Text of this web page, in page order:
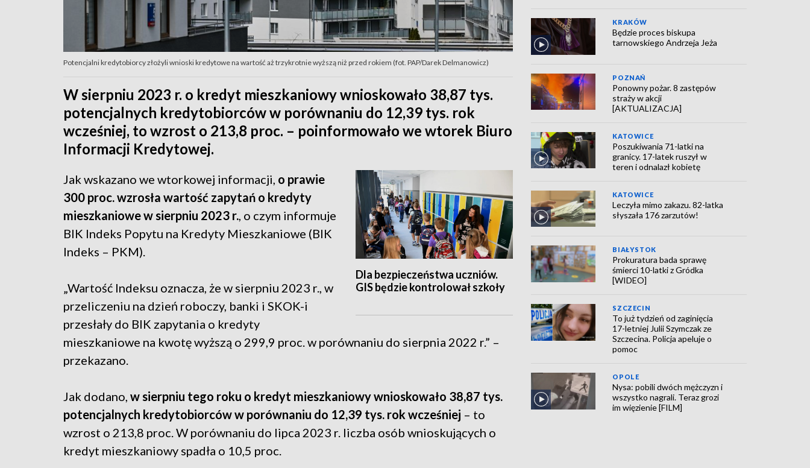
Potencjalni kredytobiorcy złożyli wnioski kredytowe na wartość aż trzykrotnie wyższą niż przed rokiem (fot. PAP/Darek Delmanowicz)
W sierpniu 2023 r. o kredyt mieszkaniowy wnioskowało 38,87 tys.
potencjalnych kredytobiorców w porównaniu do 12,39 tys. rok
wcześniej, to wzrost o 213,8 proc. – poinformowało we wtorek Biuro
Informacji Kredytowej.
Dla bezpieczeństwa uczniów.
GIS będzie kontrolował szkoły
Jak wskazano we wtorkowej informacji, o prawie
300 proc. wzrosła wartość zapytań o kredyty
mieszkaniowe w sierpniu 2023 r., o czym informuje
BIK Indeks Popytu na Kredyty Mieszkaniowe (BIK
Indeks – PKM).
„Wartość Indeksu oznacza, że w sierpniu 2023 r., w
przeliczeniu na dzień roboczy, banki i SKOK-i
przesłały do BIK zapytania o kredyty
mieszkaniowe na kwotę wyższą o 299,9 proc. w porównaniu do sierpnia 2022 r.” –
przekazano.
Jak dodano, w sierpniu tego roku o kredyt mieszkaniowy wnioskowało 38,87 tys.
potencjalnych kredytobiorców w porównaniu do 12,39 tys. rok wcześniej – to
wzrost o 213,8 proc. W porównaniu do lipca 2023 r. liczba osób wnioskujących o
kredyt mieszkaniowy spadła o 10,5 proc.
KRAKÓW
Będzie proces biskupa
tarnowskiego Andrzeja Jeża
POZNAŃ
Ponowny pożar. 8 zastępów
straży w akcji
[AKTUALIZACJA]
KATOWICE
Poszukiwania 71-latki na
granicy. 17-latek ruszył w
teren i odnalazł kobietę
KATOWICE
Leczyła mimo zakazu. 82-latka
słyszała 176 zarzutów!
BIAŁYSTOK
Prokuratura bada sprawę
śmierci 10-latki z Gródka
[WIDEO]
SZCZECIN
To już tydzień od zaginięcia
17-letniej Julii Szymczak ze
Szczecina. Policja apeluje o
pomoc
OPOLE
Nysa: pobili dwóch mężczyzn i
wszystko nagrali. Teraz grozi
im więzienie [FILM]